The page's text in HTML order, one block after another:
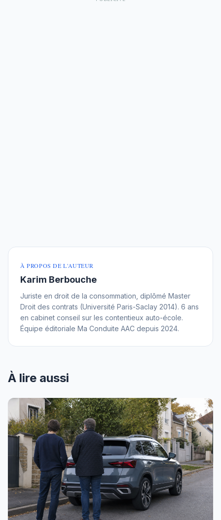
À PROPOS DE L'AUTEUR
Karim Berbouche
Juriste en droit de la consommation, diplômé Master
Droit des contrats (Université Paris-Saclay 2014). 6 ans
en cabinet conseil sur les contentieux auto-école.
Équipe éditoriale Ma Conduite AAC depuis 2024.
À lire aussi